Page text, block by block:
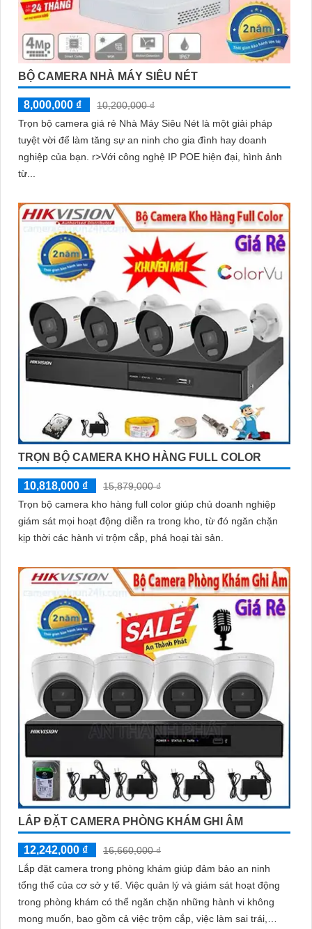
BỘ CAMERA NHÀ MÁY SIÊU NÉT
8,000,000 ₫
10,200,000 ₫
Trọn bộ camera giá rẻ Nhà Máy Siêu Nét là một giải pháp
tuyệt vời để làm tăng sự an ninh cho gia đình hay doanh
nghiệp của bạn. r>Với công nghệ IP POE hiện đại, hình ảnh
từ...
TRỌN BỘ CAMERA KHO HÀNG FULL COLOR
10,818,000 ₫
15,879,000 ₫
Trọn bộ camera kho hàng full color giúp chủ doanh nghiệp
giám sát mọi hoạt động diễn ra trong kho, từ đó ngăn chặn
kịp thời các hành vi trộm cắp, phá hoại tài sản.
LẮP ĐẶT CAMERA PHÒNG KHÁM GHI ÂM
12,242,000 ₫
16,660,000 ₫
Lắp đặt camera trong phòng khám giúp đảm bảo an ninh
tổng thể của cơ sở y tế. Việc quản lý và giám sát hoạt động
trong phòng khám có thể ngăn chặn những hành vi không
mong muốn, bao gồm cả việc trộm cắp, việc làm sai trái,